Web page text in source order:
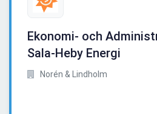
Ekonomi- och
Sala-Heby Energi
Norén & Lindholm